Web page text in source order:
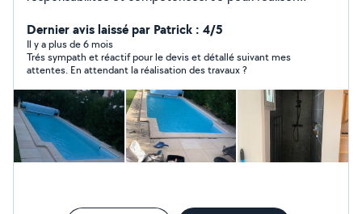
meubles ou des bricolages, N'hésitez pas me contacter
si vous aurez des questions et si vous avez besoin des
conseils. Votre satisfaction est ma priorité Je vais rester
Dernier avis laissé par Patrick : 4/5
Il y a plus de 6 mois
Trés sympath et réactif pour le devis et détallé suivant mes
attentes. En attendant la réalisation des travaux ?